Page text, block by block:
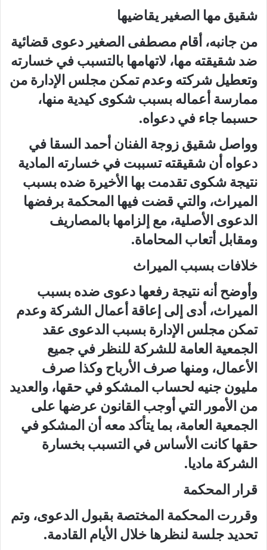
شقيق مها الصغير يقاضيها
من جانبه، أقام مصطفى الصغير دعوى قضائية
ضد شقيقته مها، لاتهامها بالتسبب في خسارته
وتعطيل شركته وعدم تمكن مجلس الإدارة من
ممارسة أعماله بسبب شكوى كيدية منها،
حسبما جاء في دعواه.
وواصل شقيق زوجة الفنان أحمد السقا في
دعواه أن شقيقته تسببت في خسارته المادية
نتيجة شكوى تقدمت بها الأخيرة ضده بسبب
الميراث، والتي قضت فيها المحكمة برفضها
الدعوى الأصلية، مع إلزامها بالمصاريف
ومقابل أتعاب المحاماة.
خلافات بسبب الميراث
وأوضح أنه نتيجة رفعها دعوى ضده بسبب
الميراث، أدى إلى إعاقة أعمال الشركة وعدم
تمكن مجلس الإدارة بسبب الدعوى عقد
الجمعية العامة للشركة للنظر في جميع
الأعمال، ومنها صرف الأرباح وكذا صرف
مليون جنيه لحساب المشكو في حقها، والعديد
من الأمور التي أوجب القانون عرضها على
الجمعية العامة، بما يتأكد معه أن المشكو في
حقها كانت الأساس في التسبب بخسارة
الشركة ماديا.
قرار المحكمة
وقررت المحكمة المختصة بقبول الدعوى، وتم
تحديد جلسة لنظرها خلال الأيام القادمة.